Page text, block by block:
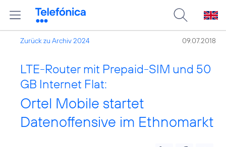
Zurück zu Archiv 2024 09.07.2018
LTE-Router mit Prepaid-SIM und 50
GB Internet Flat:
Ortel Mobile startet
Datenoffensive im Ethnomarkt